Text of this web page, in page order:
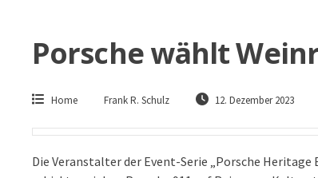
Porsche wählt
Home Frank R. Schulz 12. Dezember 2023
Die Veranstalter der Event-Serie „Porsche